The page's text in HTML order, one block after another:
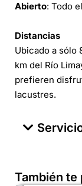
Abierto: Todo
Distancias
Ubicado a sólo
km del Río
prefieren
lacustres.
También te